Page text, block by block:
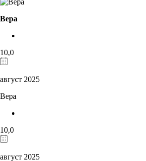
Вера
10,0
август 2025
Вера
10,0
август 2025